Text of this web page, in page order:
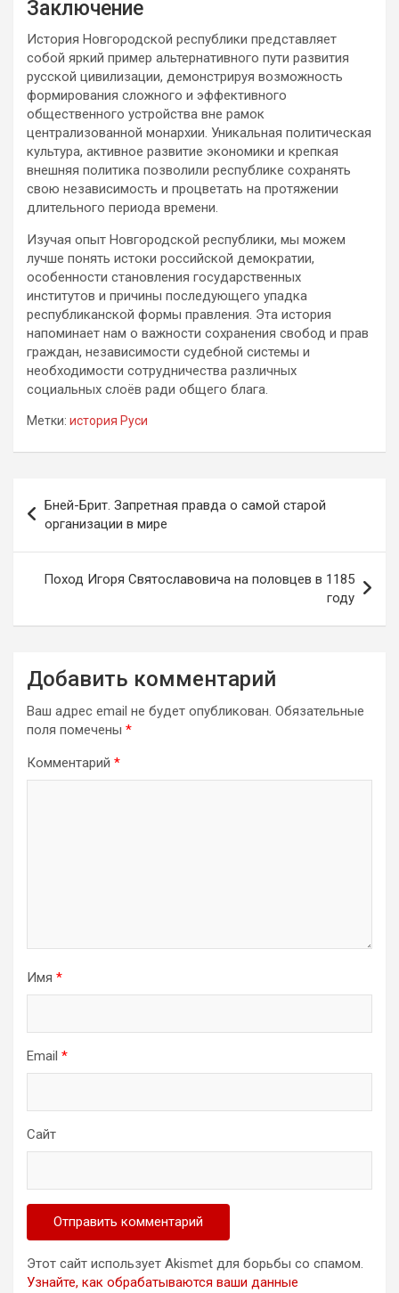
Заключение
История Новгородской республики представляет
собой яркий пример альтернативного пути развития
русской цивилизации, демонстрируя возможность
формирования сложного и эффективного
общественного устройства вне рамок
централизованной монархии. Уникальная политическая
культура, активное развитие экономики и крепкая
внешняя политика позволили республике сохранять
свою независимость и процветать на протяжении
длительного периода времени.
Изучая опыт Новгородской республики, мы можем
лучше понять истоки российской демократии,
особенности становления государственных
институтов и причины последующего упадка
республиканской формы правления. Эта история
напоминает нам о важности сохранения свобод и прав
граждан, независимости судебной системы и
необходимости сотрудничества различных
социальных слоёв ради общего блага.
Метки: история Руси
по
записям
Бней-Брит. Запретная правда о самой старой
организации в мире
Поход Игоря Святославовича на половцев в 1185
году
Добавить комментарий
Ваш адрес email не будет опубликован. Обязательные
поля помечены *
Комментарий *
Имя *
Email *
Сайт
Этот сайт использует Akismet для борьбы со спамом.
Узнайте, как обрабатываются ваши данные